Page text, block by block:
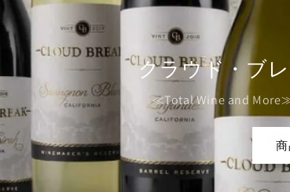
ビュー
ハイジ・バレ